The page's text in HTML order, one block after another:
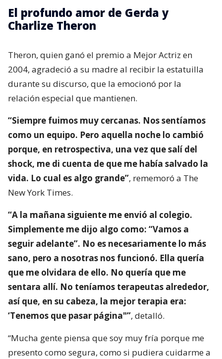
El profundo amor de Gerda y
Charlize Theron
Theron, quien ganó el premio a Mejor Actriz en
2004, agradeció a su madre al recibir la estatuilla
durante su discurso, que la emocionó por la
relación especial que mantienen.
“Siempre fuimos muy cercanas. Nos sentíamos
como un equipo. Pero aquella noche lo cambió
porque, en retrospectiva, una vez que salí del
shock, me di cuenta de que me había salvado la
vida. Lo cual es algo grande”, rememoró a The
New York Times.
“A la mañana siguiente me envió al colegio.
Simplemente me dijo algo como: “Vamos a
seguir adelante”. No es necesariamente lo más
sano, pero a nosotras nos funcionó. Ella quería
que me olvidara de ello. No quería que me
sentara allí. No teníamos terapeutas alrededor,
así que, en su cabeza, la mejor terapia era:
‘Tenemos que pasar página"”, detalló.
“Mucha gente piensa que soy muy fría porque me
presento como segura, como si pudiera cuidarme a